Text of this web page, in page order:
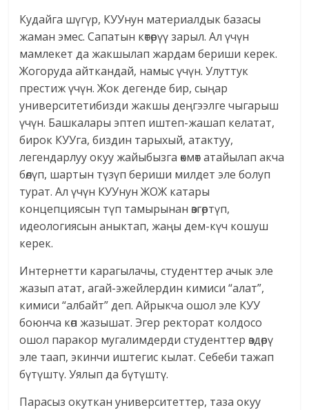
Кудайга шүгүр, КУУнун материалдык базасы
жаман эмес. Сапатын көтөрүү зарыл. Ал үчүн
мамлекет да жакшылап жардам бериши керек.
Жогоруда айткандай, намыс үчүн. Улуттук
престиж үчүн. Жок дегенде бир, сыңар
университетибизди жакшы деңгээлге чыгарыш
үчүн. Башкалары эптеп иштеп-жашап келатат,
бирок КУУга, биздин тарыхый, атактуу,
легендарлуу окуу жайыбызга өкмөт атайылап акча
бөлүп, шартын түзүп бериши милдет эле болуп
турат. Ал үчүн КУУнун ЖОЖ катары
концепциясын түп тамырынан өзгөртүп,
идеологиясын аныктап, жаңы дем-күч кошуш
керек.
Интернетти карагылачы, студенттер ачык эле
жазып атат, агай-эжейлердин кимиси “алат”,
кимиси “албайт” деп. Айрыкча ошол эле КУУ
боюнча көп жазышат. Эгер ректорат колдосо
ошол паракор мугалимдерди студенттер өздөрү
эле таап, экинчи иштегис кылат. Себеби тажап
бүтүштү. Уялып да бүтүштү.
Парасыз окуткан университеттер, таза окуу